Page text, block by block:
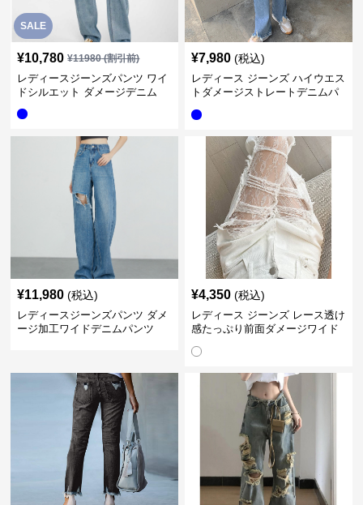
SALE
¥10,780 ¥11980(割引前)
レディースジーンズパンツ ワイ
ドシルエット ダメージデニム
¥7,980 (税込)
レディース ジーンズ ハイウエス
トダメージストレートデニムパ
¥11,980 (税込)
レディースジーンズパンツ ダメ
ージ加工ワイドデニムパンツ
¥4,350 (税込)
レディース ジーンズ レース透け
感たっぷり前面ダメージワイド